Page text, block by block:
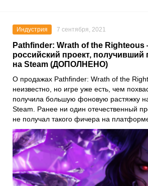
Индустрия 7 сентября, 2021
Pathfinder: Wrath of the
российский проект,
на Steam (ДОПОЛНЕНО)
О продажах Pathfinder: Wrath of the
неизвестно, но игре уже есть, чем
получила большую фоновую растяжку
Steam. Ранее ни один отечественный
не получал такого фичера на